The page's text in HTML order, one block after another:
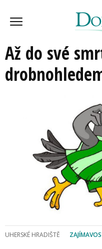
Až do své
UHERSKÉ HRADIŠTĚ